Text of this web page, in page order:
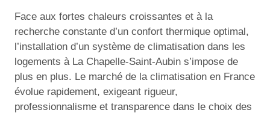
Face aux fortes chaleurs croissantes et à la
recherche constante d’un confort thermique optimal,
l’installation d’un système de climatisation dans les
logements à La Chapelle-Saint-Aubin s’impose de
plus en plus. Le marché de la climatisation en France
évolue rapidement, exigeant rigueur,
professionnalisme et transparence dans le choix des